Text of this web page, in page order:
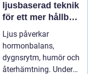
ljusbaserad teknik
för ett mer hållbart
välbefinnande
Ljus påverkar
hormonbalans,
dygnsrytm, humör och
återhämtning. Under